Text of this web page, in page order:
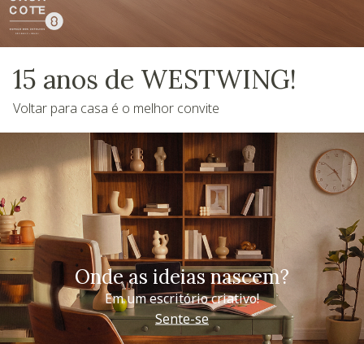
15 anos de WESTWING!
Voltar para casa é o melhor convite
Onde as ideias nascem?
Em um escritório criativo!
Sente-se